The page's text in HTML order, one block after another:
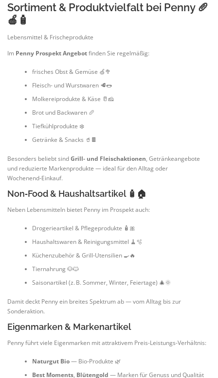
Sortiment & Produktvielfalt bei Penny 🥖
🍎🧴
Lebensmittel & Frischeprodukte
Im Penny Prospekt Angebotfinden Sie regelmäßig:
frisches Obst & Gemüse 🍏🥦
Fleisch- und Wurstwaren 🥩🌭
Molkereiprodukte & Käse 🥛🧀
Brot und Backwaren 🥖
Tiefkühlprodukte ❄️
Getränke & Snacks 🥤🍫
Besonders beliebt sindGrill‑ und Fleischaktionen, Getränkeangebote
und reduzierte Markenprodukte — ideal für den Alltag oder
Wochenend‑Einkauf.
Non‑Food & Haushaltsartikel 🧴🏠
Neben Lebensmitteln bietet Penny im Prospekt auch:
Drogerieartikel & Pflegeprodukte 🧴🎀
Haushaltswaren & Reinigungsmittel 🧹🫧
Küchenzubehör & Grill‑Utensilien 🍳🔥
Tiernahrung 🐶🐱
Saisonartikel (z. B. Sommer, Winter, Feiertage) 🎄🌞
Damit deckt Penny ein breites Spektrum ab — vom Alltag bis zur
Sonderaktion.
Eigenmarken & Markenartikel
Penny führt viele Eigenmarken mit attraktivem Preis-Leistungs-Verhältnis:
Naturgut Bio— Bio‑Produkte 🌿
Best Moments, Blütengold — Marken für Genuss und Qualität